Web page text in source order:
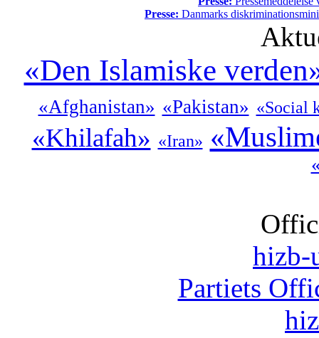
Presse: Danmarks
«Den Islamiske
«Afghanistan» «Pakistan» «Social
«Khilafah» «Iran»
hizb-
Partiets